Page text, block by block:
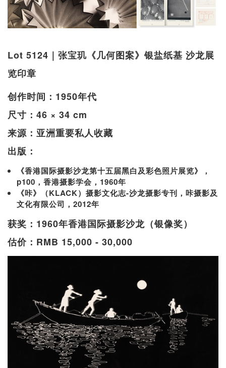
Lot 5124｜张宝玑《几何图案》银盐纸基 沙龙展
览印章
创作时间：1950年代
尺寸：46 × 34 cm
来源：亚洲重要私人收藏
出版：
《香港国际摄影沙龙第十五届黑白及彩色照片展览》，
p100，香港摄影学会，1960年
《咔》（KLACK）摄影文化志-沙龙摄影专刊，咔摄影及
文化有限公司，2012年
获奖：1960年香港国际摄影沙龙（银像奖）
估价：RMB 15,000 - 30,000